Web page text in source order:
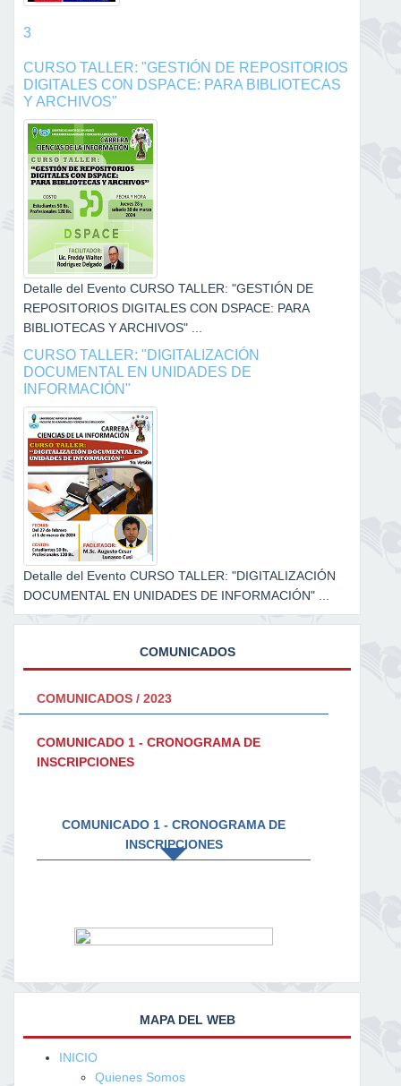
3
CURSO TALLER: "GESTIÓN DE REPOSITORIOS
DIGITALES CON DSPACE: PARA BIBLIOTECAS
Y ARCHIVOS"
Detalle del Evento CURSO TALLER: "GESTIÓN DE
REPOSITORIOS DIGITALES CON DSPACE: PARA
BIBLIOTECAS Y ARCHIVOS" ...
CURSO TALLER: "DIGITALIZACIÓN
DOCUMENTAL EN UNIDADES DE
INFORMACIÓN"
Detalle del Evento CURSO TALLER: "DIGITALIZACIÓN
DOCUMENTAL EN UNIDADES DE INFORMACIÓN" ...
COMUNICADOS
COMUNICADOS / 2023
COMUNICADO 1 - CRONOGRAMA DE
INSCRIPCIONES
COMUNICADO 1 - CRONOGRAMA DE
INSCRIPCIONES
MAPA DEL WEB
INICIO
Quienes Somos